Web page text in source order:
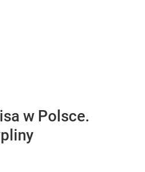
w Polsce.